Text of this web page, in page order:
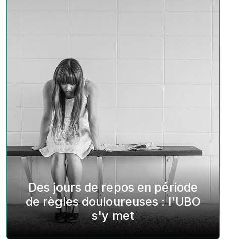
Des jours de repos en période
de règles douloureuses : l'UBO
s'y met